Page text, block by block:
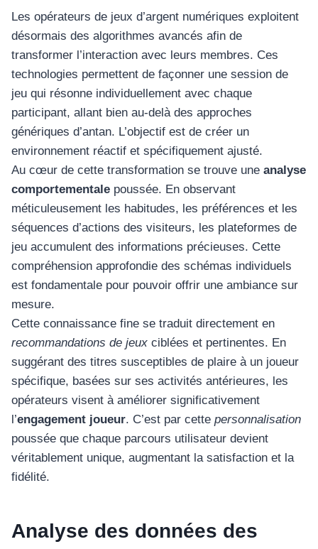
Les opérateurs de jeux d’argent numériques exploitent
désormais des algorithmes avancés afin de
transformer l’interaction avec leurs membres. Ces
technologies permettent de façonner une session de
jeu qui résonne individuellement avec chaque
participant, allant bien au-delà des approches
génériques d’antan. L’objectif est de créer un
environnement réactif et spécifiquement ajusté.
Au cœur de cette transformation se trouve une analyse
comportementale poussée. En observant
méticuleusement les habitudes, les préférences et les
séquences d’actions des visiteurs, les plateformes de
jeu accumulent des informations précieuses. Cette
compréhension approfondie des schémas individuels
est fondamentale pour pouvoir offrir une ambiance sur
mesure.
Cette connaissance fine se traduit directement en
recommandations de jeux ciblées et pertinentes. En
suggérant des titres susceptibles de plaire à un joueur
spécifique, basées sur ses activités antérieures, les
opérateurs visent à améliorer significativement
l’engagement joueur. C’est par cette personnalisation
poussée que chaque parcours utilisateur devient
véritablement unique, augmentant la satisfaction et la
fidélité.
Analyse des données des